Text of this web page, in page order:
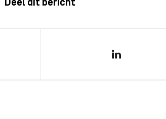
Deel dit bericht